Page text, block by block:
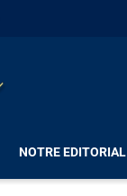
NOTRE EDITORIAL